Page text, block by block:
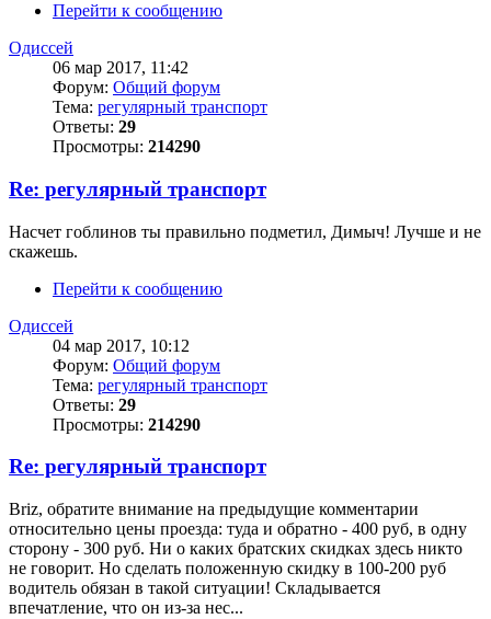
Перейти к сообщению
Одиссей
06 мар 2017, 11:42
Форум: Общий форум
Тема: регулярный транспорт
Ответы: 29
Просмотры: 214290
Re: регулярный транспорт
Насчет гоблинов ты правильно подметил, Димыч! Лучше и не
скажешь.
Перейти к сообщению
Одиссей
04 мар 2017, 10:12
Форум: Общий форум
Тема: регулярный транспорт
Ответы: 29
Просмотры: 214290
Re: регулярный транспорт
Briz, обратите внимание на предыдущие комментарии
относительно цены проезда: туда и обратно - 400 руб, в одну
сторону - 300 руб. Ни о каких братских скидках здесь никто
не говорит. Но сделать положенную скидку в 100-200 руб
водитель обязан в такой ситуации! Складывается
впечатление, что он из-за нес...